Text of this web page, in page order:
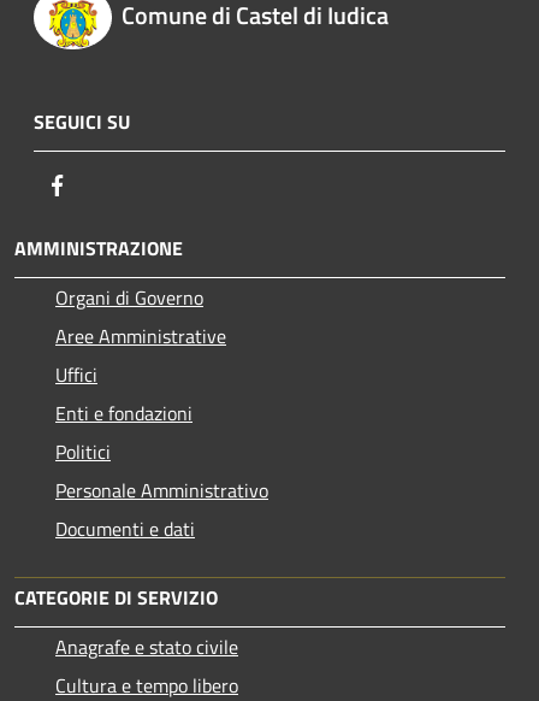
Comune di Castel di Iudica
SEGUICI SU
AMMINISTRAZIONE
Organi di Governo
Aree Amministrative
Uffici
Enti e fondazioni
Politici
Personale Amministrativo
Documenti e dati
CATEGORIE DI SERVIZIO
Anagrafe e stato civile
Cultura e tempo libero